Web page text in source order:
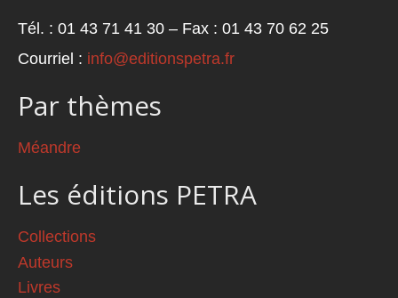
Tél. : 01 43 71 41 30 – Fax : 01 43 70 62 25
Courriel : info@editionspetra.fr
Par thèmes
Méandre
Les éditions PETRA
Collections
Auteurs
Livres